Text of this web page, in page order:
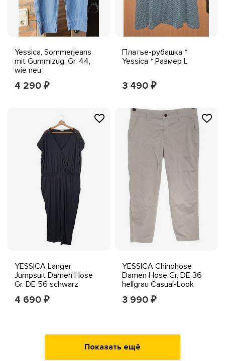
Yessica, Sommerjeans
mit Gummizug, Gr. 44,
wie neu
4 290 ₽
Платье-рубашка *
Yessica * Размер L
3 490 ₽
YESSICA Langer
Jumpsuit Damen Hose
Gr. DE 56 schwarz
Casual-Look
4 690 ₽
YESSICA Chinohose
Damen Hose Gr. DE 36
hellgrau Casual-Look
3 990 ₽
Показать ещё